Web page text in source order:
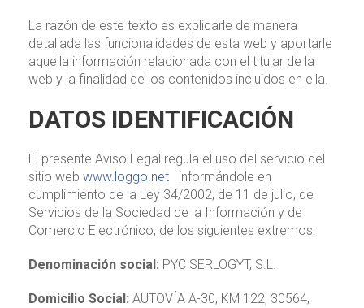
La razón de este texto es explicarle de manera
detallada las funcionalidades de esta web y aportarle
aquella información relacionada con el titular de la
web y la finalidad de los contenidos incluidos en ella.
DATOS IDENTIFICACIÓN
El presente Aviso Legal regula el uso del servicio del
sitio web www.loggo.net informándole en
cumplimiento de la Ley 34/2002, de 11 de julio, de
Servicios de la Sociedad de la Información y de
Comercio Electrónico, de los siguientes extremos:
Denominación social: PYC SERLOGYT, S.L.
Domicilio Social: AUTOVÍA A-30, KM 122, 30564,